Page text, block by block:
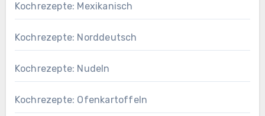
Kochrezepte: Mexikanisch
Kochrezepte: Norddeutsch
Kochrezepte: Nudeln
Kochrezepte: Ofenkartoffeln